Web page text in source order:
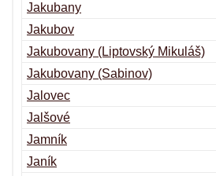
Jakubany
Jakubov
Jakubovany (Liptovský Mikuláš)
Jakubovany (Sabinov)
Jalovec
Jalšové
Jamník
Janík